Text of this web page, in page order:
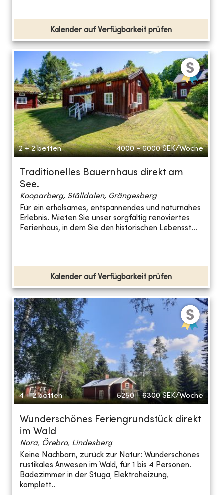
Kalender auf Verfügbarkeit prüfen
2 + 2 betten 4000 - 6000 SEK/Woche
Traditionelles Bauernhaus direkt am
See.
Kooparberg, Ställdalen, Grängesberg
Für ein erholsames, entspannendes und naturnahes
Erlebnis. Mieten Sie unser sorgfältig renoviertes
Ferienhaus, in dem Sie den historischen Lebensst...
Kalender auf Verfügbarkeit prüfen
4 + 2 betten 5250 - 6300 SEK/Woche
Wunderschönes Feriengrundstück direkt
im Wald
Nora, Örebro, Lindesberg
Keine Nachbarn, zurück zur Natur: Wunderschönes
rustikales Anwesen im Wald, für 1 bis 4 Personen.
Badezimmer in der Stuga, Elektroheizung,
komplett...